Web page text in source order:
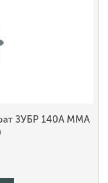
ЗУБР 140А MMA